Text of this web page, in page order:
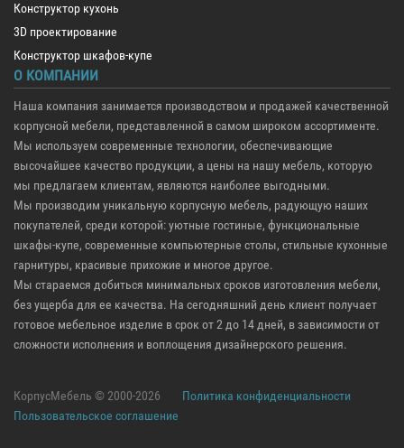
Конструктор кухонь
3D проектирование
Конструктор шкафов-купе
О КОМПАНИИ
Наша компания занимается производством и продажей качественной
корпусной мебели, представленной в самом широком ассортименте.
Мы используем современные технологии, обеспечивающие
высочайшее качество продукции, а цены на нашу мебель, которую
мы предлагаем клиентам, являются наиболее выгодными.
Мы производим уникальную корпусную мебель, радующую наших
покупателей, среди которой: уютные гостиные, функциональные
шкафы-купе, современные компьютерные столы, стильные кухонные
гарнитуры, красивые прихожие и многое другое.
Мы стараемся добиться минимальных сроков изготовления мебели,
без ущерба для ее качества. На сегодняшний день клиент получает
готовое мебельное изделие в срок от 2 до 14 дней, в зависимости от
сложности исполнения и воплощения дизайнерского решения.
КорпусМебель © 2000-2026
Политика конфиденциальности
Пользовательское соглашение